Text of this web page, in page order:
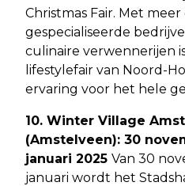
Christmas Fair. Met
gespecialiseerde
culinaire verwennerijen
lifestylefair van Noord-
ervaring voor het hele
10. Winter Village
(Amstelveen): 30
januari 2025 Van 30
januari wordt het